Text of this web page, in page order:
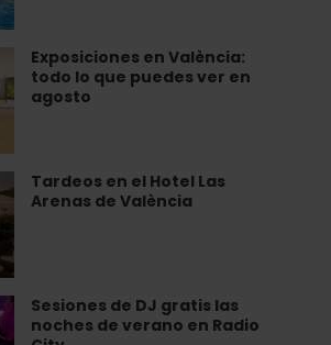
Exposiciones en València:
todo lo que puedes ver en
agosto
Tardeos en el Hotel Las
Arenas de València
Sesiones de DJ gratis las
noches de verano en Radio